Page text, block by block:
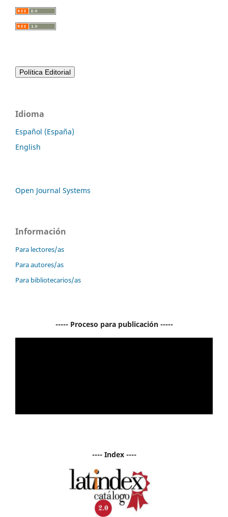
Idioma
Español (España)
English
Open Journal Systems
Información
Para lectores/as
Para autores/as
Para bibliotecarios/as
----- Proceso para publicación -----
---- Index ----